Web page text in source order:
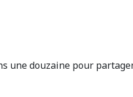
une douzaine pour